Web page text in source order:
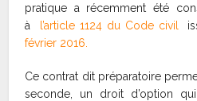
pratique a récemment été
à
l’article 1124 du Code civil
février 2016.
Ce contrat dit préparatoire
seconde, un droit d’option